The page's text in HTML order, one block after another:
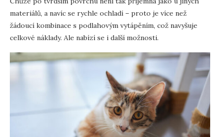
materiálů, a navíc se rychle ochladí – proto je více než
žádoucí kombinace s podlahovým vytápěním, což navyšuje
celkové náklady. Ale nabízí se i další možnosti.